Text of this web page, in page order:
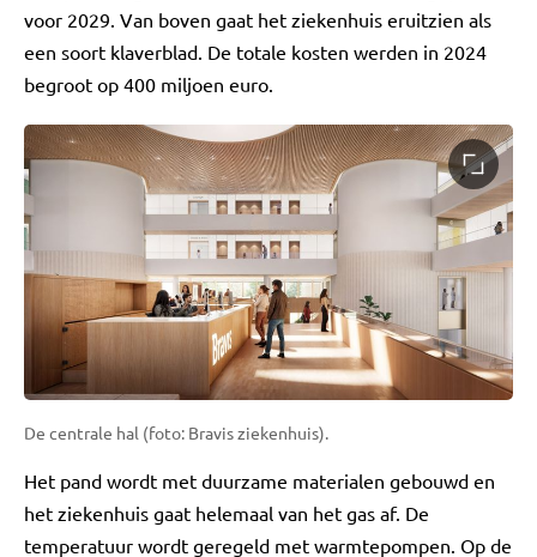
voor 2029. Van boven gaat het ziekenhuis eruitzien als
een soort klaverblad. De totale kosten werden in 2024
begroot op 400 miljoen euro.
De centrale hal (foto: Bravis ziekenhuis).
Het pand wordt met duurzame materialen gebouwd en
het ziekenhuis gaat helemaal van het gas af. De
temperatuur wordt geregeld met warmtepompen. Op de